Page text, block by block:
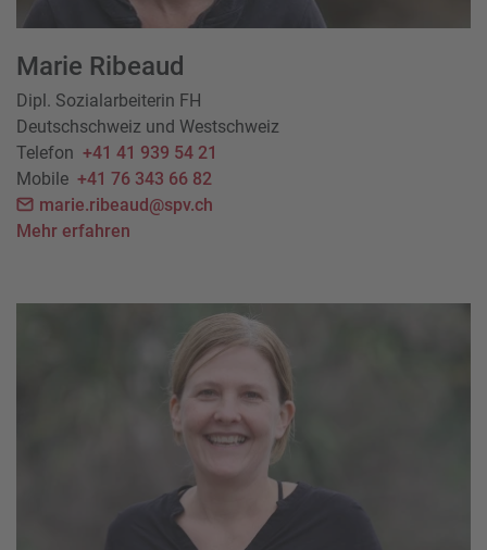
Marie Ribeaud
Dipl. Sozialarbeiterin FH
Deutschschweiz und Westschweiz
Telefon +41 41 939 54 21
Mobile +41 76 343 66 82
marie.ribeaud@spv.ch
Mehr erfahren